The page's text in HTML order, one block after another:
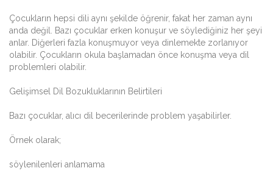
Çocukların hepsi dili aynı şekilde öğrenir, fakat her zaman aynı
anda değil. Bazı çocuklar erken konuşur ve söylediğiniz her şeyi
anlar. Diğerleri fazla konuşmuyor veya dinlemekte zorlanıyor
olabilir. Çocukların okula başlamadan önce konuşma veya dil
problemleri olabilir.
Gelişimsel Dil Bozukluklarının Belirtileri
Bazı çocuklar, alıcı dil becerilerinde problem yaşabilirler.
Örnek olarak;
söylenilenleri anlamama